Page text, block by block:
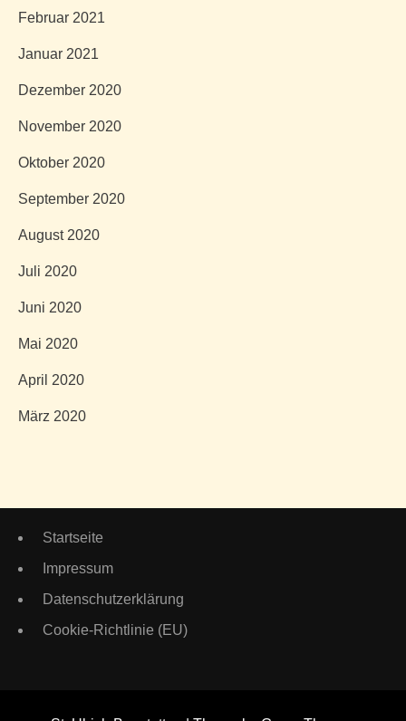
Februar 2021
Januar 2021
Dezember 2020
November 2020
Oktober 2020
September 2020
August 2020
Juli 2020
Juni 2020
Mai 2020
April 2020
März 2020
Startseite
Impressum
Datenschutzerklärung
Cookie-Richtlinie (EU)